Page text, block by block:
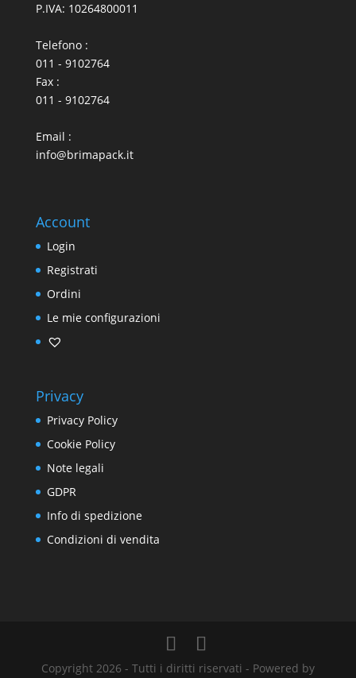
P.IVA: 10264800011
Telefono :
011 - 9102764
Fax :
011 - 9102764
Email :
info@brimapack.it
Account
Login
Registrati
Ordini
Le mie configurazioni
Privacy
Privacy Policy
Cookie Policy
Note legali
GDPR
Info di spedizione
Condizioni di vendita
Copyright 2026 - Tutti i diritti riservati - Powered by